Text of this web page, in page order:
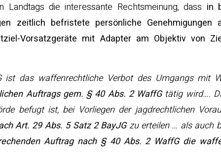
die interessante Rechtsmeinung, dass in
zeitlich befristete persönliche Genehmigungen
Vorsatzgeräte mit Adapter am Objektiv von
ist das waffenrechtliche Verbot des Umgangs mit
Auftrags gem. § 40 Abs. 2 WaffGtätig wird….
befugt ist, bei Vorliegen der jagdrechtlichen
Art. 29 Abs. 5 Satz 2 BayJGzu erteilen … als auch
Auftrag nach § 40 Abs. 2 WaffG die